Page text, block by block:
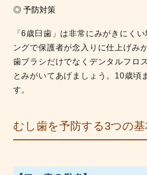
◎ 予防対策
「6歳臼歯」は非常にみがきにく
ングで保護者が念入りに仕上げみ
歯ブラシだけでなくデンタルフロ
とみがいてあげましょう。10歳頃
す。
むし歯を予防する3つの基